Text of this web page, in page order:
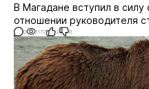
В Магадане вступил в
отношении руководителя
0 1172 2 0